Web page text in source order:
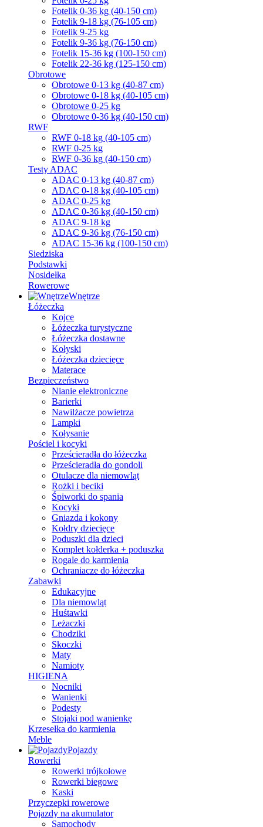
Fotelik 0-36 kg (40-150 cm)
Fotelik 9-18 kg (76-105 cm)
Fotelik 9-25 kg
Fotelik 9-36 kg (76-150 cm)
Fotelik 15-36 kg (100-150 cm)
Fotelik 22-36 kg (125-150 cm)
Obrotowe
Obrotowe 0-13 kg (40-87 cm)
Obrotowe 0-18 kg (40-105 cm)
Obrotowe 0-25 kg
Obrotowe 0-36 kg (40-150 cm)
RWF
RWF 0-18 kg (40-105 cm)
RWF 0-25 kg
RWF 0-36 kg (40-150 cm)
Testy ADAC
ADAC 0-13 kg (40-87 cm)
ADAC 0-18 kg (40-105 cm)
ADAC 0-25 kg
ADAC 0-36 kg (40-150 cm)
ADAC 9-18 kg
ADAC 9-36 kg (76-150 cm)
ADAC 15-36 kg (100-150 cm)
Siedziska
Podstawki
Nosidełka
Rowerowe
Wnętrze
Łóżeczka
Kojce
Łóżeczka turystyczne
Łóżeczka dostawne
Kołyski
Łóżeczka dziecięce
Materace
Bezpieczeństwo
Nianie elektroniczne
Barierki
Nawilżacze powietrza
Lampki
Kołysanie
Pościel i kocyki
Prześcieradła do łóżeczka
Prześcieradła do gondoli
Otulacze dla niemowląt
Rożki i beciki
Śpiworki do spania
Kocyki
Gniazda i kokony
Kołdry dziecięce
Poduszki dla dzieci
Komplet kołderka + poduszka
Rogale do karmienia
Ochraniacze do łóżeczka
Zabawki
Edukacyjne
Dla niemowląt
Huśtawki
Leżaczki
Chodziki
Skoczki
Maty
Namioty
HIGIENA
Nocniki
Wanienki
Podesty
Stojaki pod wanienkę
Krzesełka do karmienia
Meble
Pojazdy
Rowerki
Rowerki trójkołowe
Rowerki biegowe
Kaski
Przyczepki rowerowe
Pojazdy na akumulator
Samochody